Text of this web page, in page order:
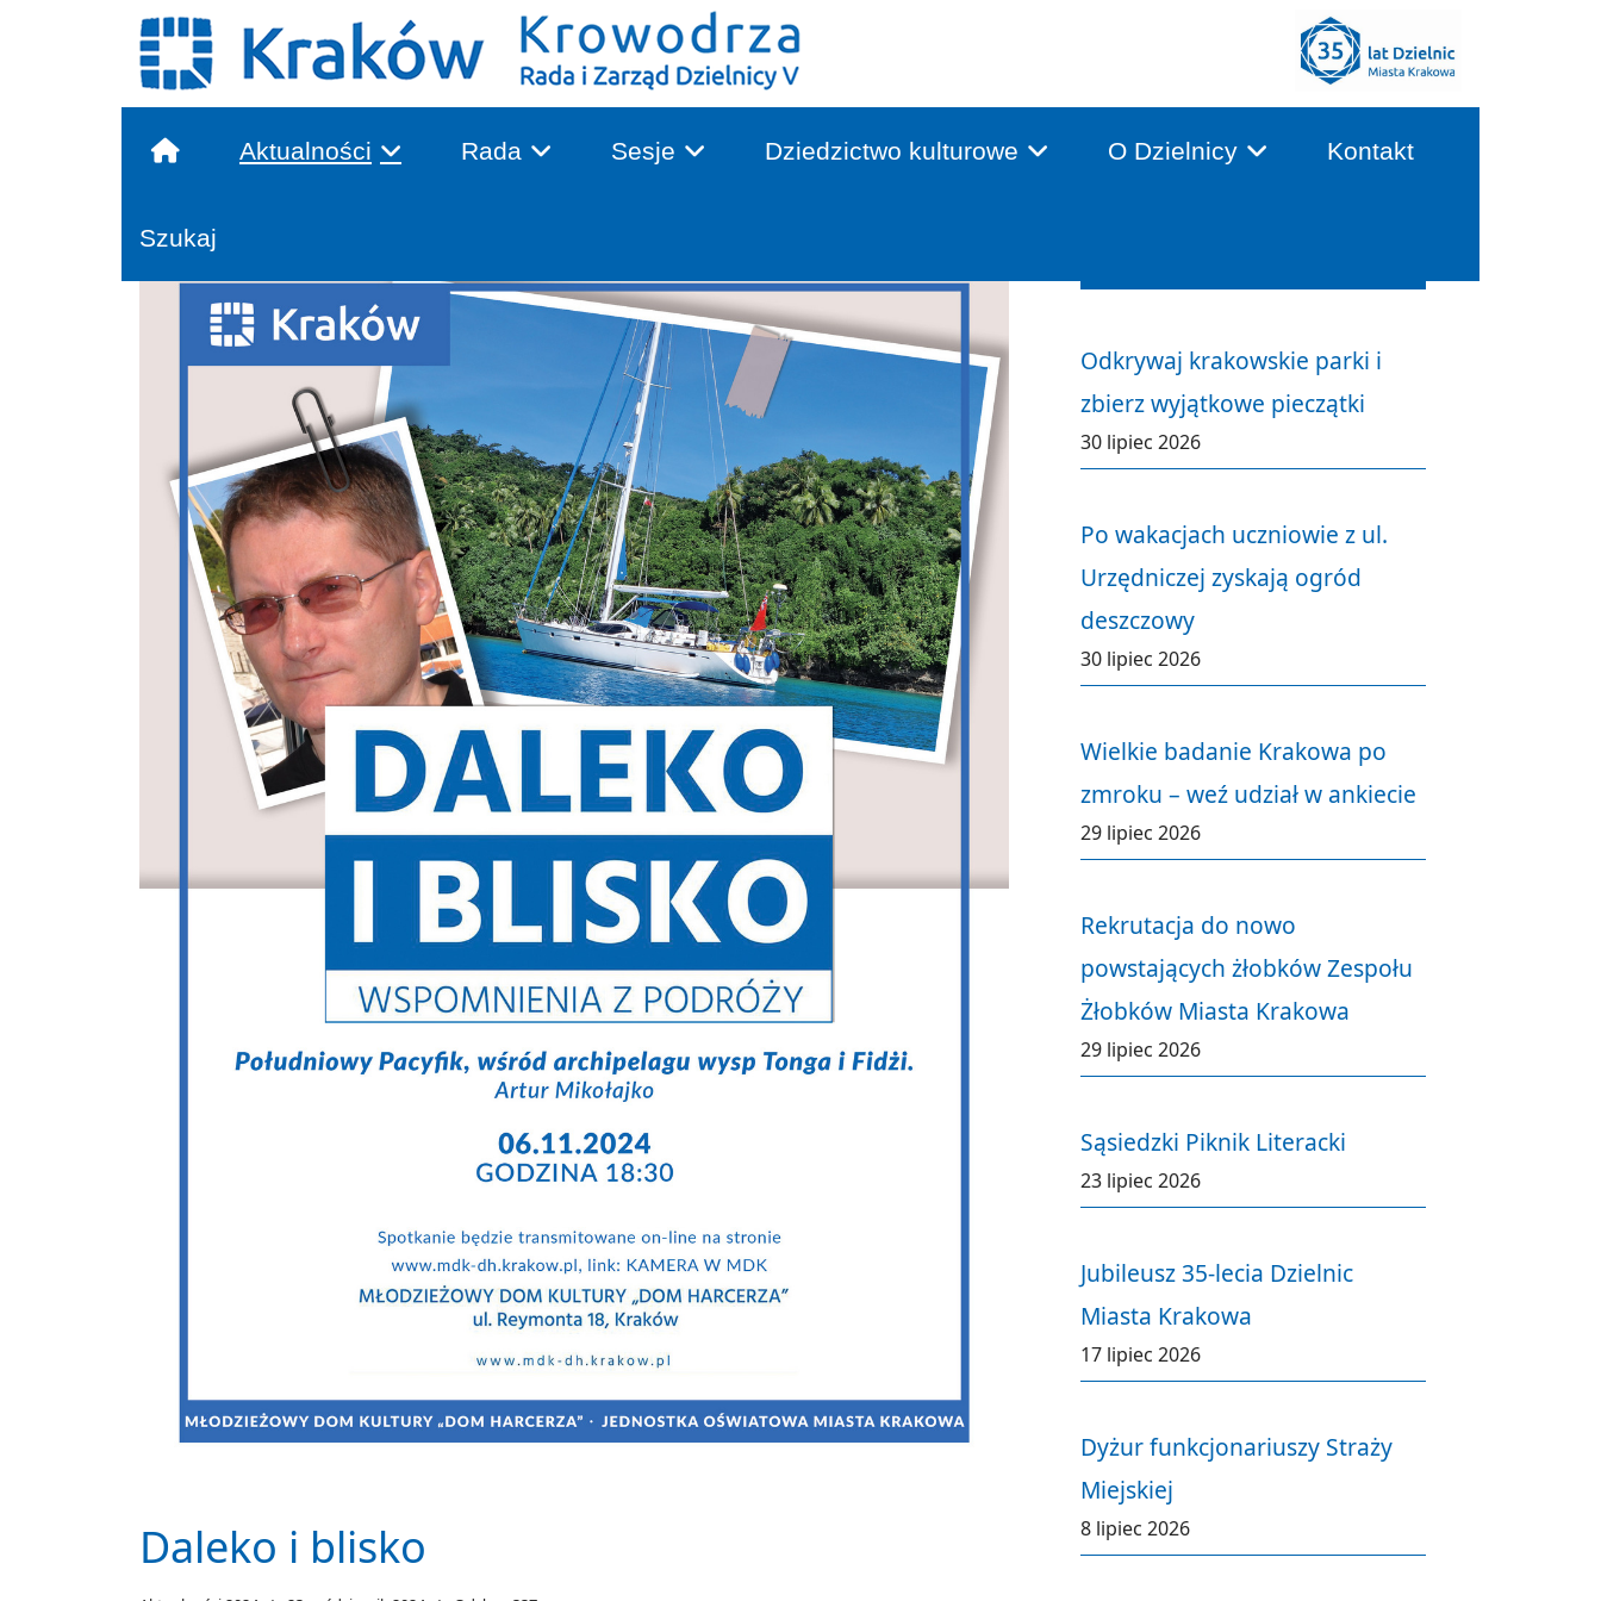
Aktualności Rada Sesje Dziedzictwo kulturowe O Dzielnicy Kontakt
Szukaj
Głowna treść
Daleko i blisko
Odkrywaj krakowskie parki i
zbierz wyjątkowe pieczątki
30 lipiec 2026
Po wakacjach uczniowie z ul.
Urzędniczej zyskają ogród
deszczowy
30 lipiec 2026
Wielkie badanie Krakowa po
zmroku – weź udział w ankiecie
29 lipiec 2026
Rekrutacja do nowo
powstających żłobków Zespołu
Żłobków Miasta Krakowa
29 lipiec 2026
Sąsiedzki Piknik Literacki
23 lipiec 2026
Jubileusz 35-lecia Dzielnic
Miasta Krakowa
17 lipiec 2026
Dyżur funkcjonariuszy Straży
Miejskiej
8 lipiec 2026